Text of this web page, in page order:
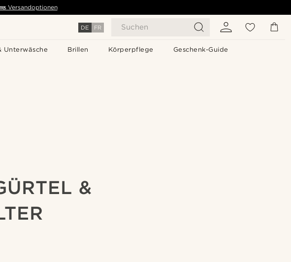
DE FR Suchen
Unterwäsche Brillen Körperpflege Geschenk-Guide
Versandoptionen
&